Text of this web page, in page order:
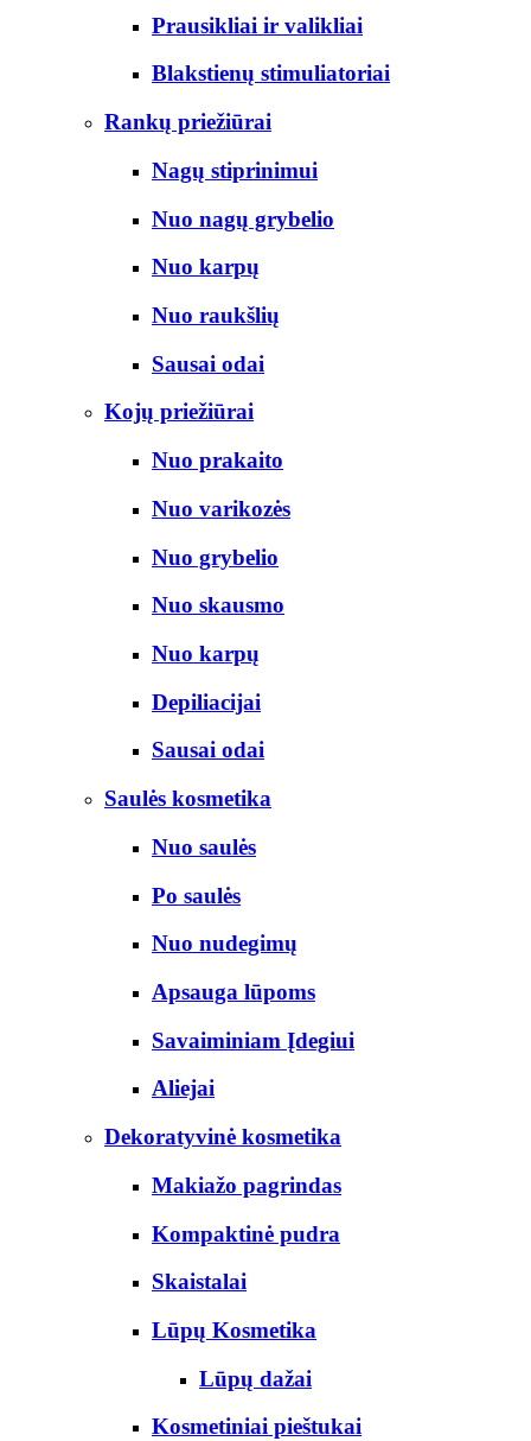
Prausikliai ir valikliai
Blakstienų stimuliatoriai
Rankų priežiūrai
Nagų stiprinimui
Nuo nagų grybelio
Nuo karpų
Nuo raukšlių
Sausai odai
Kojų priežiūrai
Nuo prakaito
Nuo varikozės
Nuo grybelio
Nuo skausmo
Nuo karpų
Depiliacijai
Sausai odai
Saulės kosmetika
Nuo saulės
Po saulės
Nuo nudegimų
Apsauga lūpoms
Savaiminiam Įdegiui
Aliejai
Dekoratyvinė kosmetika
Makiažo pagrindas
Kompaktinė pudra
Skaistalai
Lūpų Kosmetika
Lūpų dažai
Kosmetiniai pieštukai